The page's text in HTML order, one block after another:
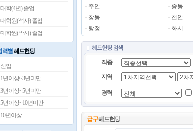
대학(4년) 졸업
대학원(석사) 졸업
대학원(박사) 졸업
신입
1년이상~3년미만
3년이상~5년미만
5년이상~10년미만
10년이상
주안
중동
창동
천안
탕정
화서
직종
지역
경력